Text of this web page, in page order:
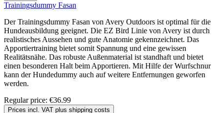
Trainingsdummy Fasan
Der Trainingsdummy Fasan von Avery Outdoors ist optimal für die
Hundeausbildung geeignet. Die EZ Bird Linie von Avery ist durch
realistisches Aussehen und gute Anatomie gekennzeichnet. Das
Apportiertraining bietet somit Spannung und eine gewissen
Realitätsnähe. Das robuste Außenmaterial ist standhaft und bietet
einen besonderen Halt beim Apportieren. Mit Hilfe der Wurfschnur
kann der Hundedummy auch auf weitere Entfernungen geworfen
werden.
Regular price: €36.99
Prices incl. VAT plus shipping costs